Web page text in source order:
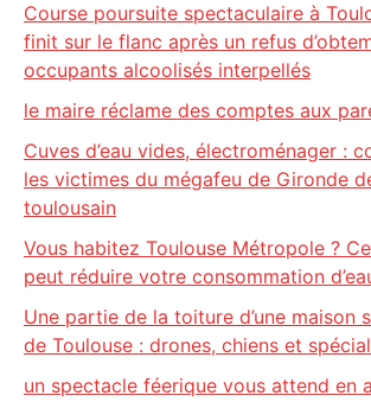
Course poursuite spectaculaire à
finit sur le flanc après un refus
occupants alcoolisés interpellés
le maire réclame des comptes aux
Cuves d’eau vides, électroménager :
les victimes du mégafeu de Gironde
toulousain
Vous habitez Toulouse Métropole ?
peut réduire votre consommation
Une partie de la toiture d’une maison
de Toulouse : drones, chiens et
un spectacle féerique vous attend en